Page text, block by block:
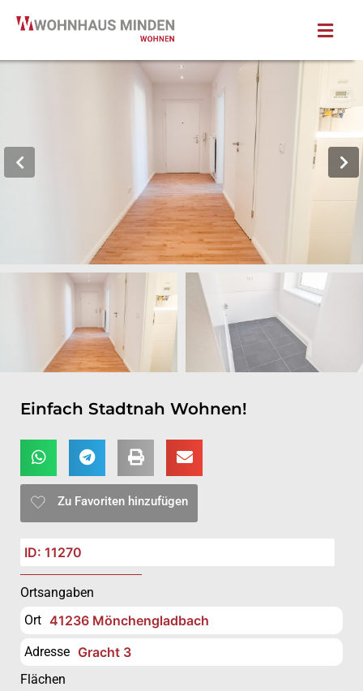
Einfach Stadtnah Wohnen!
Zu Favoriten hinzufügen
ID: 11270
Ortsangaben
Ort 41236 Mönchengladbach
Adresse Gracht 3
Flächen